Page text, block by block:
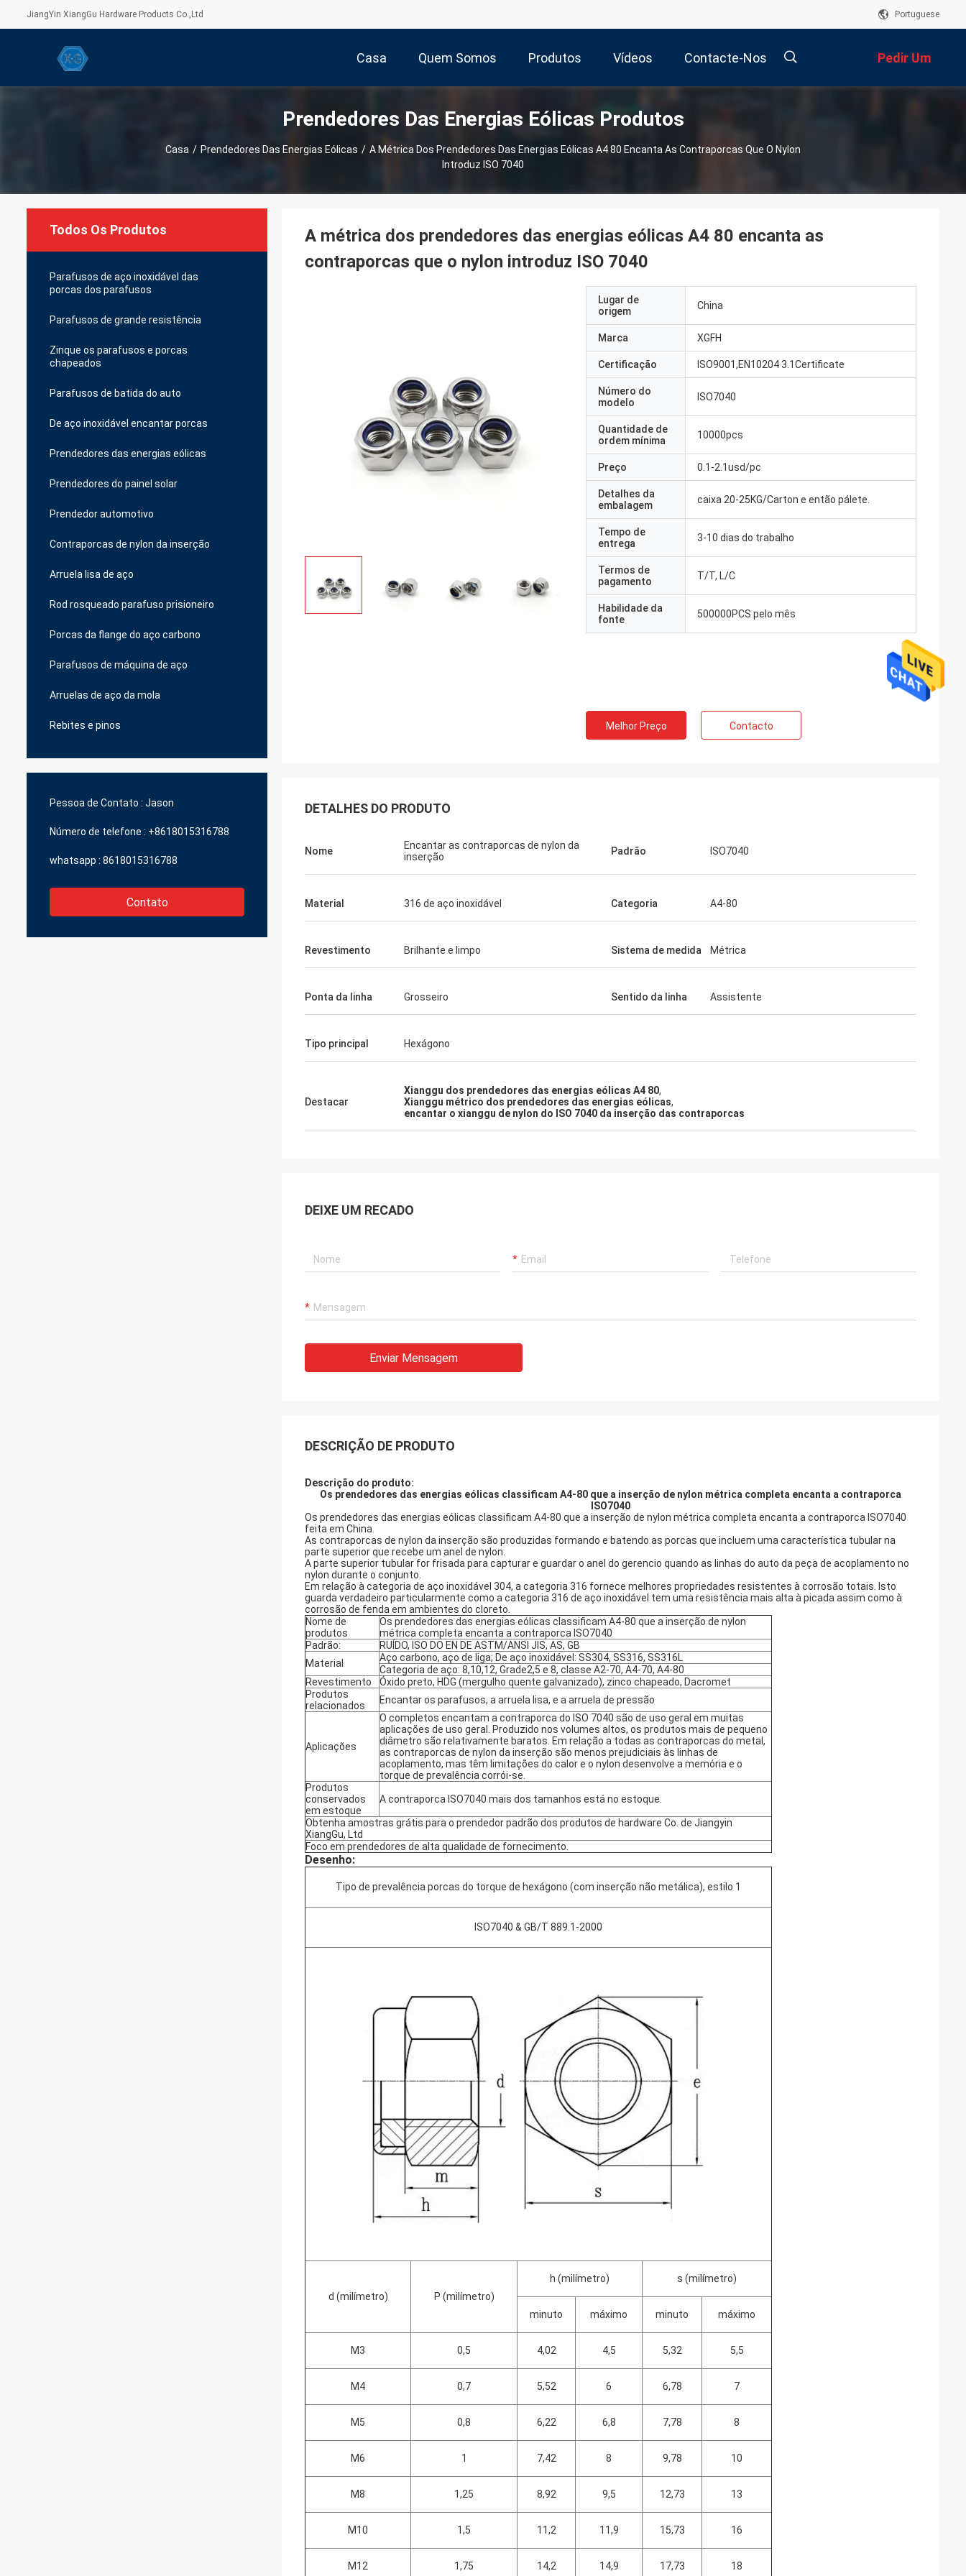
JiangYin XiangGu Hardware Products Co.,Ltd Portuguese
Casa Quem Somos Produtos Vídeos Contacte-Nos Pedir Um
Orçamento
Prendedores Das Energias Eólicas Produtos
Casa / Prendedores Das Energias Eólicas / A Métrica Dos Prendedores Das Energias Eólicas A4 80 Encanta As Contraporcas Que O Nylon
Introduz ISO 7040
Todos Os Produtos
Parafusos de aço inoxidável das
porcas dos parafusos
Parafusos de grande resistência
Zinque os parafusos e porcas
chapeados
Parafusos de batida do auto
De aço inoxidável encantar porcas
Prendedores das energias eólicas
Prendedores do painel solar
Prendedor automotivo
Contraporcas de nylon da inserção
Arruela lisa de aço
Rod rosqueado parafuso prisioneiro
Porcas da flange do aço carbono
Parafusos de máquina de aço
Arruelas de aço da mola
Rebites e pinos
Pessoa de Contato : Jason
Número de telefone : +8618015316788
whatsapp : 8618015316788
Contato
A métrica dos prendedores das energias eólicas A4 80 encanta as
contraporcas que o nylon introduz ISO 7040
Lugar de
origem
China
Marca XGFH
Certificação ISO9001,EN10204 3.1Certificate
Número do
modelo
ISO7040
Quantidade de
ordem mínima
10000pcs
Preço 0.1-2.1usd/pc
Detalhes da
embalagem
caixa 20-25KG/Carton e então pálete.
Tempo de
entrega
3-10 dias do trabalho
Termos de
pagamento
T/T, L/C
Habilidade da
fonte
500000PCS pelo mês
Melhor Preço Contacto
DETALHES DO PRODUTO
Nome
Encantar as contraporcas de nylon da
inserção
Padrão ISO7040
Material 316 de aço inoxidável Categoria A4-80
Revestimento Brilhante e limpo Sistema de medida Métrica
Ponta da linha Grosseiro Sentido da linha Assistente
Tipo principal Hexágono
Destacar
Xianggu dos prendedores das energias eólicas A4 80,
Xianggu métrico dos prendedores das energias eólicas,
encantar o xianggu de nylon do ISO 7040 da inserção das contraporcas
DEIXE UM RECADO
Enviar Mensagem
DESCRIÇÃO DE PRODUTO
Descrição do produto:
Os prendedores das energias eólicas classificam A4-80 que a inserção de nylon métrica completa encanta a contraporca
ISO7040
Os prendedores das energias eólicas classificam A4-80 que a inserção de nylon métrica completa encanta a contraporca ISO7040
feita em China.
As contraporcas de nylon da inserção são produzidas formando e batendo as porcas que incluem uma característica tubular na
parte superior que recebe um anel de nylon.
A parte superior tubular for frisada para capturar e guardar o anel do gerencio quando as linhas do auto da peça de acoplamento no
nylon durante o conjunto.
Em relação à categoria de aço inoxidável 304, a categoria 316 fornece melhores propriedades resistentes à corrosão totais. Isto
guarda verdadeiro particularmente como a categoria 316 de aço inoxidável tem uma resistência mais alta à picada assim como à
corrosão de fenda em ambientes do cloreto.
Nome de
produtos
Os prendedores das energias eólicas classificam A4-80 que a inserção de nylon
métrica completa encanta a contraporca ISO7040
Padrão:
RUÍDO, ISO DO EN DE ASTM/ANSI JIS, AS, GB
Material
Aço carbono, aço de liga; De aço inoxidável: SS304, SS316, SS316L
Categoria de aço: 8,10,12, Grade2,5 e 8, classe A2-70, A4-70, A4-80
Revestimento
Óxido preto, HDG (mergulho quente galvanizado), zinco chapeado, Dacromet
Produtos
relacionados
Encantar os parafusos, a arruela lisa, e a arruela de pressão
Aplicações
O completos encantam a contraporca do ISO 7040 são de uso geral em muitas
aplicações de uso geral. Produzido nos volumes altos, os produtos mais de pequeno
diâmetro são relativamente baratos. Em relação a todas as contraporcas do metal,
as contraporcas de nylon da inserção são menos prejudiciais às linhas de
acoplamento, mas têm limitações do calor e o nylon desenvolve a memória e o
torque de prevalência corrói-se.
Produtos
conservados
em estoque
A contraporca ISO7040 mais dos tamanhos está no estoque.
Obtenha amostras grátis para o prendedor padrão dos produtos de hardware Co. de Jiangyin
XiangGu, Ltd
Foco em prendedores de alta qualidade de fornecimento.
Desenho:
Tipo de prevalência porcas do torque de hexágono (com inserção não metálica), estilo 1
ISO7040 & GB/T 889.1-2000
d (milímetro) P (milímetro)
h (milímetro) s (milímetro)
minuto máximo minuto máximo
M3 0,5 4,02 4,5 5,32 5,5
M4 0,7 5,52 6 6,78 7
M5 0,8 6,22 6,8 7,78 8
M6 1 7,42 8 9,78 10
M8 1,25 8,92 9,5 12,73 13
M10 1,5 11,2 11,9 15,73 16
M12 1,75 14,2 14,9 17,73 18